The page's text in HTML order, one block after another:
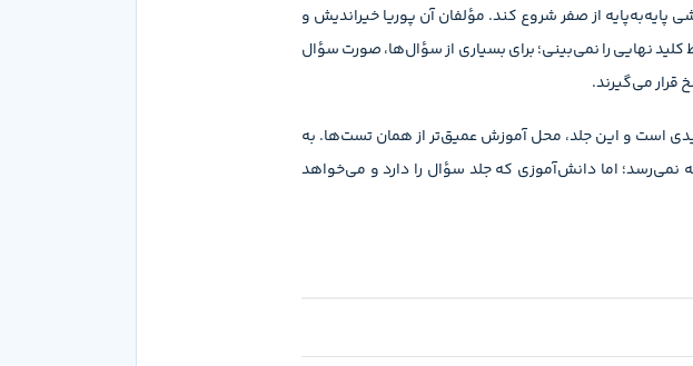
از صفر شروع کند. مؤلفان آن پوریا خیراندیش و
منتشر شده است. درون پاسخ‌ها فقط کلید نهایی را نمی‌بینی؛ برای بسیاری از سؤال‌ها، صورت سؤال
قرار می‌گیرند.
است و این جلد، محل آموزش عمیق‌تر از همان تست‌ها. به
اما دانش‌آموزی که جلد سؤال را دارد و می‌خواهد